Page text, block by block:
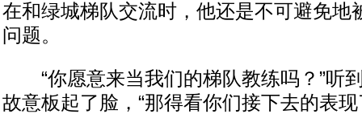
在和绿城梯队交流时，他还是不可避免地
问题。
“你愿意来当我们的梯队教练吗？”听
故意板起了脸，“那得看你们接下去的表